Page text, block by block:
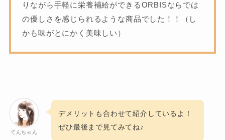
りながら手軽に栄養補給ができるORBISならでは
の優しさを感じられるような商品でした！！（し
かも味がとにかく美味しい）
てんちゃん
デメリットも合わせて紹介しているよ！
ぜひ最後まで見てみてね♪